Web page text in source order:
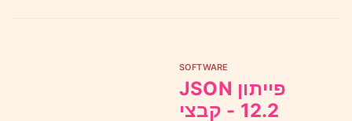
SOFTWARE
JSON פייתון
12.2 - קבצי